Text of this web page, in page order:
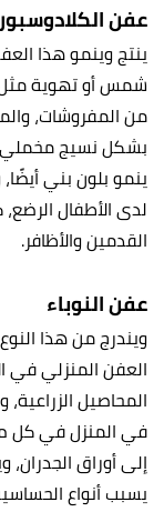
عفن
ينتج وينمو هذا
شمس أو تهوية مثل
من المفروشات،
بشكل نسيج مخملي
ينمو بلون بني
لدى الأطفال
القدمين والأظافر.
عفن النوباء
العفن المنزلي في
المحاصيل
في المنزل في كل م
إلى أوراق
يسبب أنواع